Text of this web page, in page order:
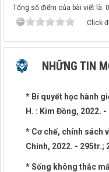
Tổng số điểm của bài viết là:
Click
NHỮNG TIN
* Bí quyết học hành
H. : Kim Đồng, 2022.
* Cơ chế, chính sách
Chính, 2022. - 295tr.;
* Sống không thắc